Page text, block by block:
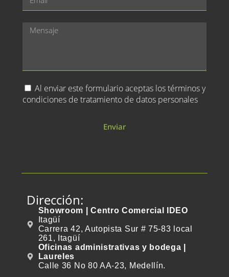
Al enviar este formulario aceptas los términos y
condiciones de tratamiento de datos personales
Enviar
Dirección:
Showroom | Centro Comercial IDEO
Itagüí
Carrera 42, Autopista Sur # 75-83 local
261, Itagüí
Oficinas administrativas y bodega |
Laureles
Calle 36 No 80 AA-23, Medellín.